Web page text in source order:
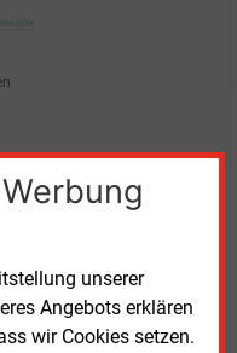
unserer
Angebots erklären
wir Cookies setzen.
dürften dem
die konjunkturellen
Getragen werde die
des privaten
der real